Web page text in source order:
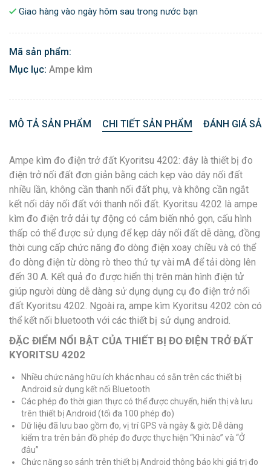
Giao hàng vào ngày hôm sau trong nước bạn
Mã sản phẩm:
Mục lục: Ampe kìm
MÔ TẢ SẢN PHẨM CHI TIẾT SẢN PHẨM ĐÁNH GIÁ
Ampe kìm đo điện trở đất Kyoritsu 4202: đây là thiết bị đo
điện trở nối đất đơn giản bằng cách kẹp vào dây nối đất
nhiều lần, không cần thanh nối đất phụ, và không cần ngắt
kết nối dây nối đất với thanh nối đất. Kyoritsu 4202 là ampe
kìm đo điện trở dải tự động có cảm biến nhỏ gọn, cấu hình
thấp có thể được sử dụng để kẹp dây nối đất dễ dàng, đồng
thời cung cấp chức năng đo dòng điện xoay chiều và có thể
đo dòng điện từ dòng rò theo thứ tự vài mA để tải dòng lên
đến 30 A. Kết quả đo được hiển thị trên màn hình điện tử
giúp người dùng dễ dàng sử dụng dụng cụ đo điện trở nối
đất Kyoritsu 4202. Ngoài ra, ampe kìm Kyoritsu 4202 còn có
thể kết nối bluetooth với các thiết bị sử dụng android.
ĐẶC ĐIỂM NỔI BẬT CỦA THIẾT BỊ ĐO ĐIỆN TRỞ ĐẤT
KYORITSU 4202
Nhiều chức năng hữu ích khác nhau có sẵn trên các thiết bị
Android sử dụng kết nối Bluetooth
Các phép đo thời gian thực có thể được chuyển, hiển thị và lưu
trên thiết bị Android (tối đa 100 phép đo)
Dữ liệu đã lưu bao gồm đo, vị trí GPS và ngày & giờ; Dễ dàng
kiểm tra trên bản đồ phép đo được thực hiện “Khi nào” và “Ở
đâu”
Chức năng so sánh trên thiết bị Android thông báo khi giá trị đo